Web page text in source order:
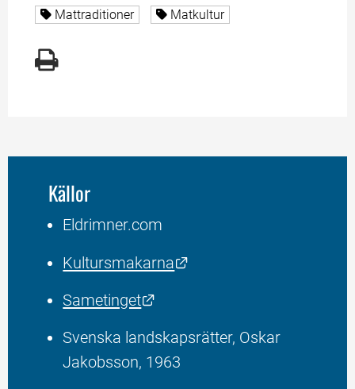
Alla sidor taggade med
Mattraditioner Alla sidor taggade med
Matkultur
Källor
Eldrimner.com
Kultursmakarna
Sametinget
Svenska landskapsrätter, Oskar
Jakobsson, 1963